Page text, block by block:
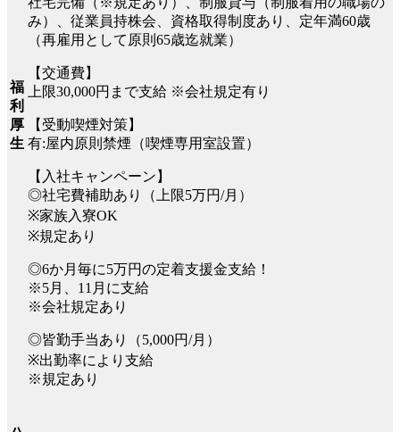
福
利
厚
生
み）、従業員持株会、資格取得制度あり、定年満60歳
（再雇用として原則65歳迄就業）
【交通費】
上限30,000円まで支給 ※会社規定有り
【受動喫煙対策】
有:屋内原則禁煙（喫煙専用室設置）
【入社キャンペーン】
◎社宅費補助あり（上限5万円/月）
※家族入寮OK
※規定あり
◎6か月毎に5万円の定着支援金支給！
※5月、11月に支給
※会社規定あり
◎皆勤手当あり（5,000円/月）
※出勤率により支給
※規定あり